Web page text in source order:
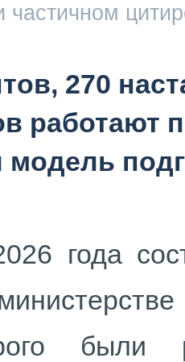
270
работают
модель
года
были